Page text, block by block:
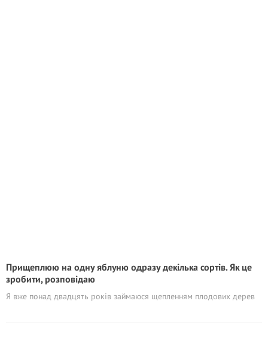
Прищеплюю на одну яблуню одразу декілька сортів. Як це
зробити, розповідаю
Я вже понад двадцять років займаюся щепленням плодових дерев